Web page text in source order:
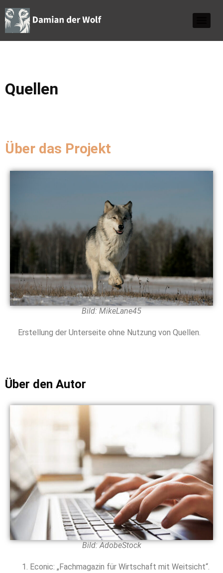
Quellen
Über das Projekt
Bild: MikeLane45
Erstellung der Unterseite ohne Nutzung von Quellen.
Über den Autor
Bild: AdobeStock
Econic: „Fachmagazin für Wirtschaft mit Weitsicht“.